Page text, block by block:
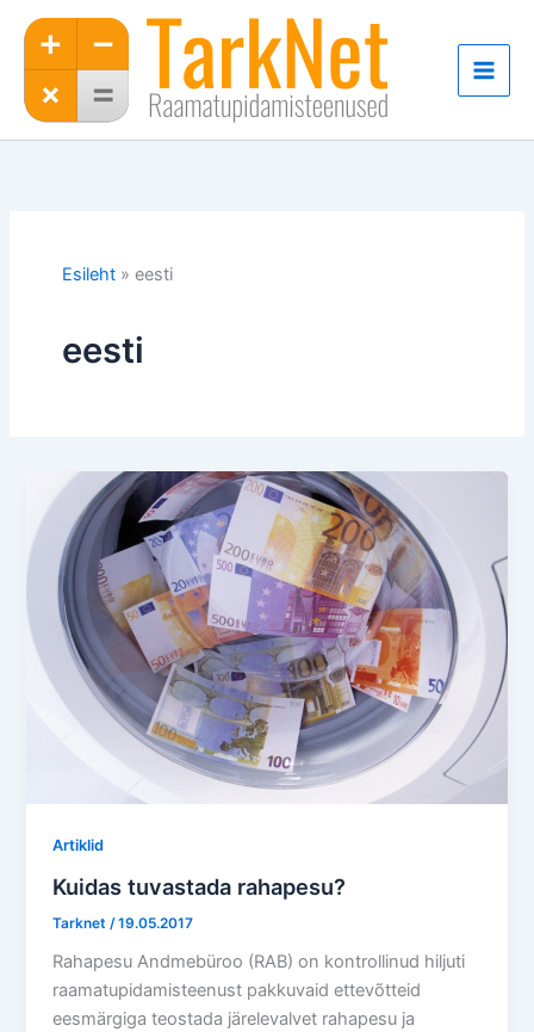
content
Esileht eesti
eesti
Artiklid
Kuidas tuvastada rahapesu?
Tarknet /19.05.2017
Rahapesu Andmebüroo (RAB) on kontrollinud hiljuti
raamatupidamisteenust pakkuvaid ettevõtteid
eesmärgiga teostada järelevalvet rahapesu ja